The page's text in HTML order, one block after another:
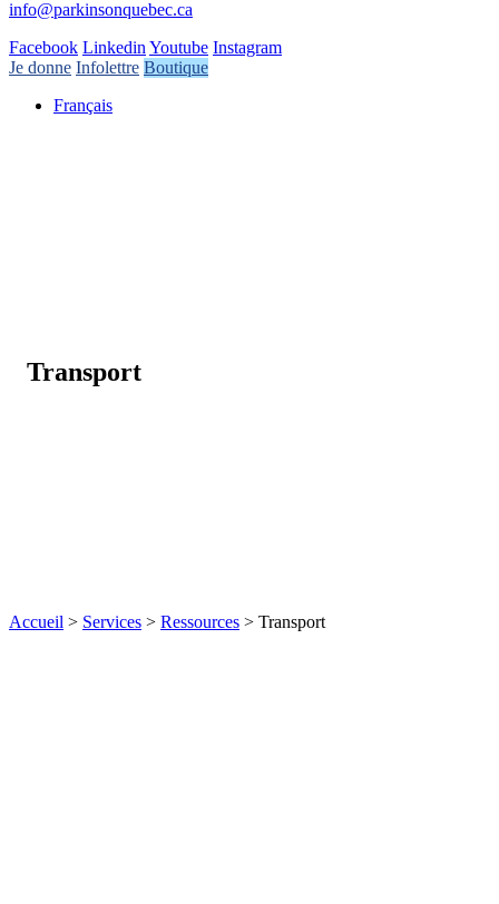
info@parkinsonquebec.ca
Facebook Linkedin Youtube Instagram
Je donne Infolettre Boutique
Français
Transport
Accueil > Services > Ressources > Transport